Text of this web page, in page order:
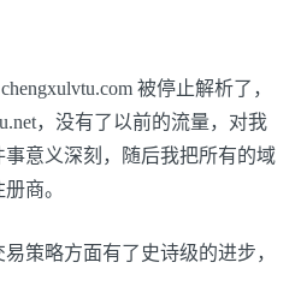
被停止解析了，
，没有了以前的流量，对我
意义深刻，随后我把所有的域
商。
策略方面有了史诗级的进步，